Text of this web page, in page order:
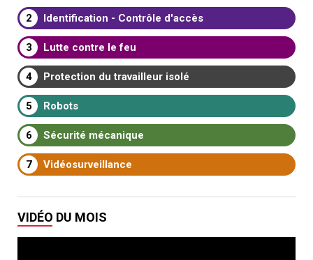
2 Identification - Contrôle d'accès
3 Lutte contre le feu
4 Protection du travailleur isolé
5 Robots
6 Sécurité mécanique
7 Vidéosurveillance
VIDÉO DU MOIS